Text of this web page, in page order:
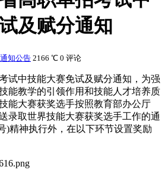
及赋分通知
通知公告 2166 ℃ 0 评论
试中技能大赛免试及赋分通知，为强
能教学的引领作用和技能人才培养质
能大赛获奖选手按照教育部办公厅
录取世界技能大赛获奖选手工作的通
)精神执行外，在以下环节设置奖励